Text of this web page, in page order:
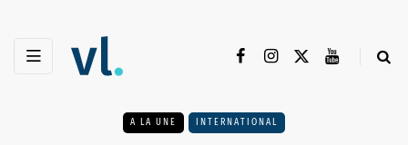
A LA UNE INTERNATIONAL